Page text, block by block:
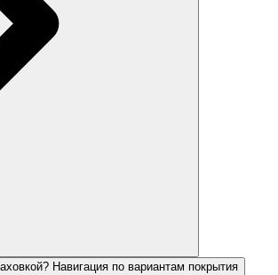
Навигация по вариантам покрытия